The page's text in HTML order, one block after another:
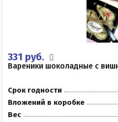
331 руб.
Вареники шоколадные с
Срок годности
Вложений в коробке
Вес